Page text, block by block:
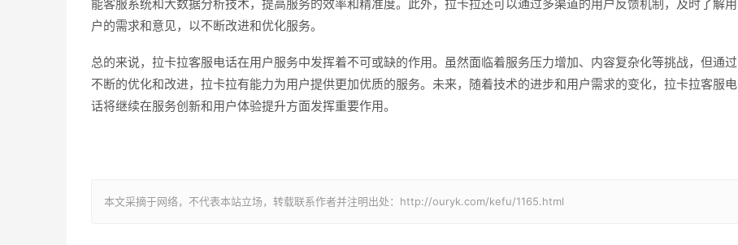
能客服系统和大数据分析技术，提高服务的效率和精准度。此外，拉卡拉还可以通过多渠道的用户反馈机制，及时了解用
户的需求和意见，以不断改进和优化服务。
总的来说，拉卡拉客服电话在用户服务中发挥着不可或缺的作用。虽然面临着服务压力增加、内容复杂化等挑战，但通过
不断的优化和改进，拉卡拉有能力为用户提供更加优质的服务。未来，随着技术的进步和用户需求的变化，拉卡拉客服电
话将继续在服务创新和用户体验提升方面发挥重要作用。
本文采摘于网络，不代表本站立场，转载联系作者并注明出处：http://ouryk.com/kefu/1165.html